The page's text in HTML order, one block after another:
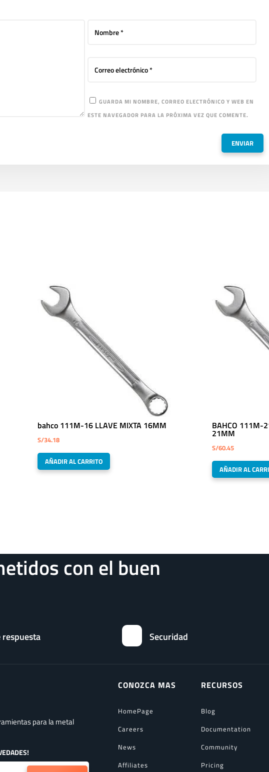
GUARDA MI NOMBRE, CORREO ELECTRÓNICO Y WEB EN
ESTE NAVEGADOR PARA LA PRÓXIMA VEZ QUE COMENTE.
bahco 111M-16 LLAVE MIXTA 16MM
S/34.18
AÑADIR AL CARRITO
BAHCO 111M-
21MM
S/60.45
AÑADIR AL
con el buen
Securidad
para la metal
CONOZCA MAS
HomePage
Careers
News
Affiliates
RECURSOS
Blog
Documentation
Community
Pricing